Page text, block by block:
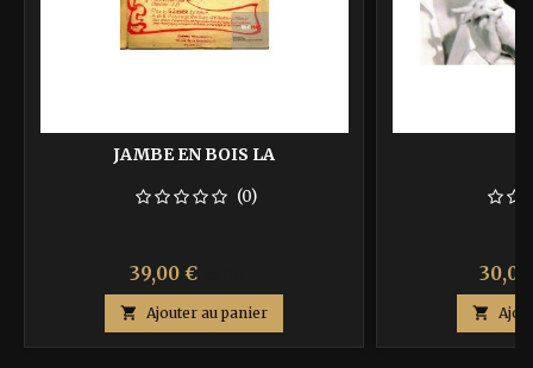
JAMBE EN BOIS LA
(0)
Prix
39,00 €
base
 Ajouter au panier
Prix
